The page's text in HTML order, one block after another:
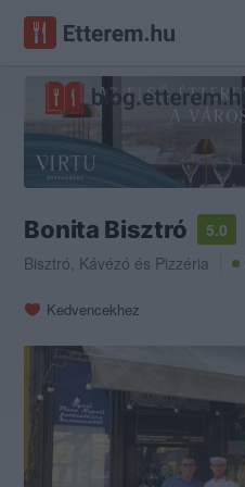
Bonita Bisztró
5.0
Bisztró, Kávézó és Pizzéria
Kedvencekhez